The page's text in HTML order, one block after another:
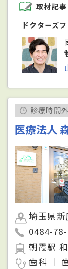
取材記事
ドクターズ
診療時間外
医療法人
埼玉県
0484-
朝霞駅
歯科